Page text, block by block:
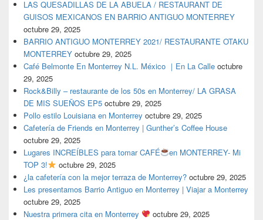
LAS QUESADILLAS DE LA ABUELA / RESTAURANT DE
GUISOS MEXICANOS EN BARRIO ANTIGUO MONTERREY
octubre 29, 2025
BARRIO ANTIGUO MONTERREY 2021/ RESTAURANTE OTAKU
MONTERREY octubre 29, 2025
Café Belmonte En Monterrey N.L. México ｜En La Calle octubre
29, 2025
Rock&Billy – restaurante de los 50s en Monterrey/ LA GRASA
DE MIS SUEÑOS EP5 octubre 29, 2025
Pollo estilo Louisiana en Monterrey octubre 29, 2025
Cafetería de Friends en Monterrey | Gunther’s Coffee House
octubre 29, 2025
Lugares INCREÍBLES para tomar CAFÉ
en MONTERREY- Mi
TOP 3!
octubre 29, 2025
¿la cafetería con la mejor terraza de Monterrey? octubre 29, 2025
Les presentamos Barrio Antiguo en Monterrey | Viajar a Monterrey
octubre 29, 2025
Nuestra primera cita en Monterrey
octubre 29, 2025